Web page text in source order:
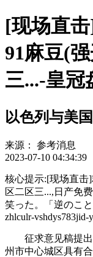
[现场直
91麻豆(
三...-皇冠
以色列与美
来源：
参考消息
2023-07-10 04:34:39
核心提示:[现场直击
区二区三...,日产免
笑った。「逆のこ
zhlculr-vshdys783jid-
征求意见稿提出
州市中心城区具有